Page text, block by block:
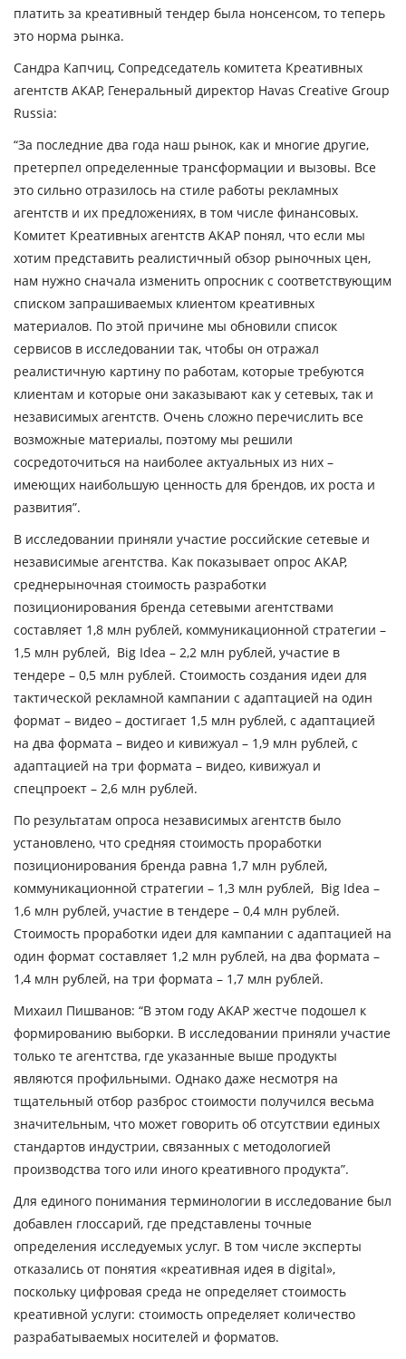
платить за креативный тендер была нонсенсом, то теперь
это норма рынка.
Сандра Капчиц, Сопредседатель комитета Креативных
агентств АКАР, Генеральный директор Havas Creative Group
Russia:
“За последние два года наш рынок, как и многие другие,
претерпел определенные трансформации и вызовы. Все
это сильно отразилось на стиле работы рекламных
агентств и их предложениях, в том числе финансовых.
Комитет Креативных агентств АКАР понял, что если мы
хотим представить реалистичный обзор рыночных цен,
нам нужно сначала изменить опросник с соответствующим
списком запрашиваемых клиентом креативных
материалов. По этой причине мы обновили список
сервисов в исследовании так, чтобы он отражал
реалистичную картину по работам, которые требуются
клиентам и которые они заказывают как у сетевых, так и
независимых агентств. Очень сложно перечислить все
возможные материалы, поэтому мы решили
сосредоточиться на наиболее актуальных из них –
имеющих наибольшую ценность для брендов, их роста и
развития”.
В исследовании приняли участие российские сетевые и
независимые агентства. Как показывает опрос АКАР,
среднерыночная стоимость разработки
позиционирования бренда сетевыми агентствами
составляет 1,8 млн рублей, коммуникационной стратегии –
1,5 млн рублей, Big Idea – 2,2 млн рублей, участие в
тендере – 0,5 млн рублей. Стоимость создания идеи для
тактической рекламной кампании с адаптацией на один
формат – видео – достигает 1,5 млн рублей, с адаптацией
на два формата – видео и кивижуал – 1,9 млн рублей, с
адаптацией на три формата – видео, кивижуал и
спецпроект – 2,6 млн рублей.
По результатам опроса независимых агентств было
установлено, что средняя стоимость проработки
позиционирования бренда равна 1,7 млн рублей,
коммуникационной стратегии – 1,3 млн рублей, Big Idea –
1,6 млн рублей, участие в тендере – 0,4 млн рублей.
Стоимость проработки идеи для кампании с адаптацией на
один формат составляет 1,2 млн рублей, на два формата –
1,4 млн рублей, на три формата – 1,7 млн рублей.
Михаил Пишванов: “В этом году АКАР жестче подошел к
формированию выборки. В исследовании приняли участие
только те агентства, где указанные выше продукты
являются профильными. Однако даже несмотря на
тщательный отбор разброс стоимости получился весьма
значительным, что может говорить об отсутствии единых
стандартов индустрии, связанных с методологией
производства того или иного креативного продукта”.
Для единого понимания терминологии в исследование был
добавлен глоссарий, где представлены точные
определения исследуемых услуг. В том числе эксперты
отказались от понятия «креативная идея в digital»,
поскольку цифровая среда не определяет стоимость
креативной услуги: стоимость определяет количество
разрабатываемых носителей и форматов.